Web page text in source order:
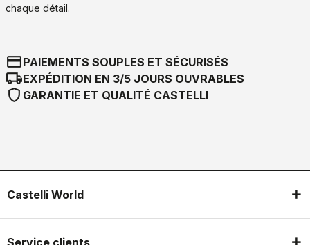
chaque détail.
credit_cardPAIEMENTS SOUPLES ET SÉCURISÉS
local_shippingEXPÉDITION EN 3/5 JOURS OUVRABLES
shield GARANTIE ET QUALITÉ CASTELLI
Castelli World
Service clients